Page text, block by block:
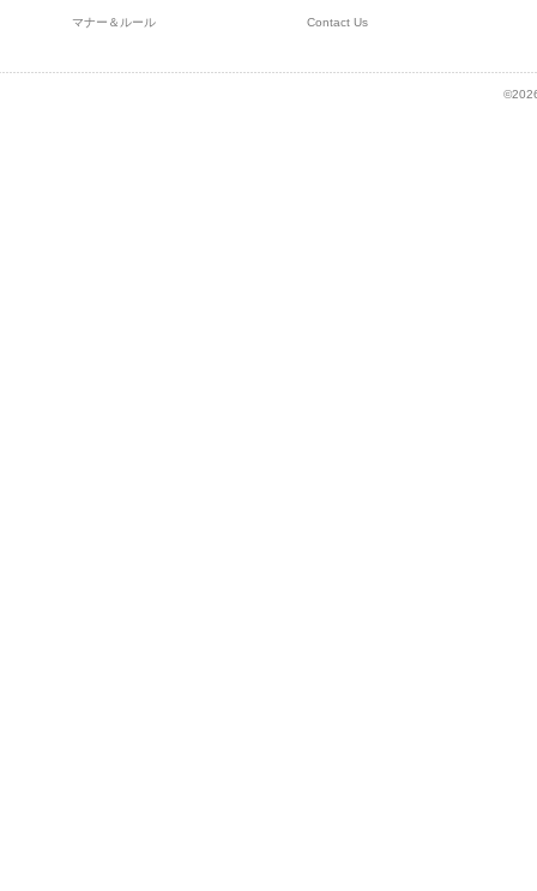
マナー＆ルール Contact Us